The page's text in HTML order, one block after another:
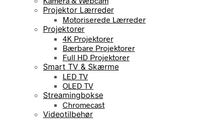
Projektor Lærreder
Motoriserede Lærreder
Projektorer
4K Projektorer
Bærbare Projektorer
Full HD Projektorer
Smart TV & Skærme
LED TV
OLED TV
Streamingbokse
Chromecast
Videotilbehør